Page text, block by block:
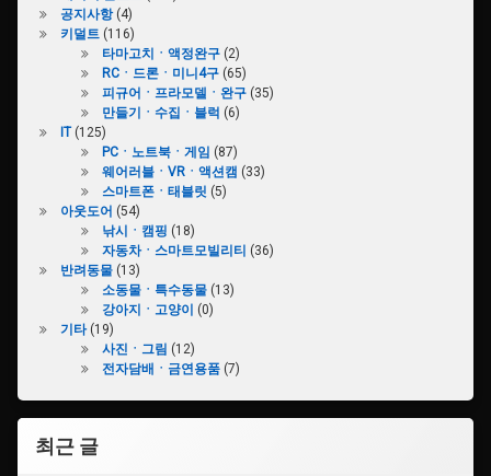
#Nintendo
스
#GameCartridge
#CustomCase
도
#Nintendo
공지사항(4)
키덜트 (116)
타마고치ㆍ액정완구(2)
RCㆍ드론ㆍ미니4구(65)
피규어ㆍ프라모델ㆍ완구(35)
만들기ㆍ수집ㆍ블럭 (6)
IT(125)
PCㆍ노트북ㆍ게임 (87)
웨어러블ㆍVRㆍ액션캠 (33)
스마트폰ㆍ태블릿 (5)
아웃도어 (54)
낚시ㆍ캠핑 (18)
자동차ㆍ스마트모빌리티 (36)
반려동물(13)
소동물ㆍ특수동물(13)
강아지ㆍ고양이 (0)
기타(19)
사진ㆍ그림 (12)
전자담배ㆍ금연용품(7)
최근 글